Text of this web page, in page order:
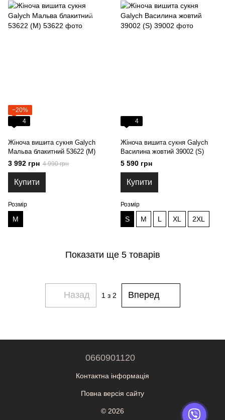
−20%
4
Жіноча вишита сукня Galych
Мальва блакитний 53622 (M)
3 992 грн 4 990 грн
Купити
Розмір
M
4
Жіноча вишита сукня Galych
Василина жовтий 39002 (S)
5 590 грн
Купити
Розмір
S M L XL 2XL
Показати ще 5 товарів
Назад 1 з 2 Вперед
0660901120
Контактна інформація
Повна версія сайту
© 2026